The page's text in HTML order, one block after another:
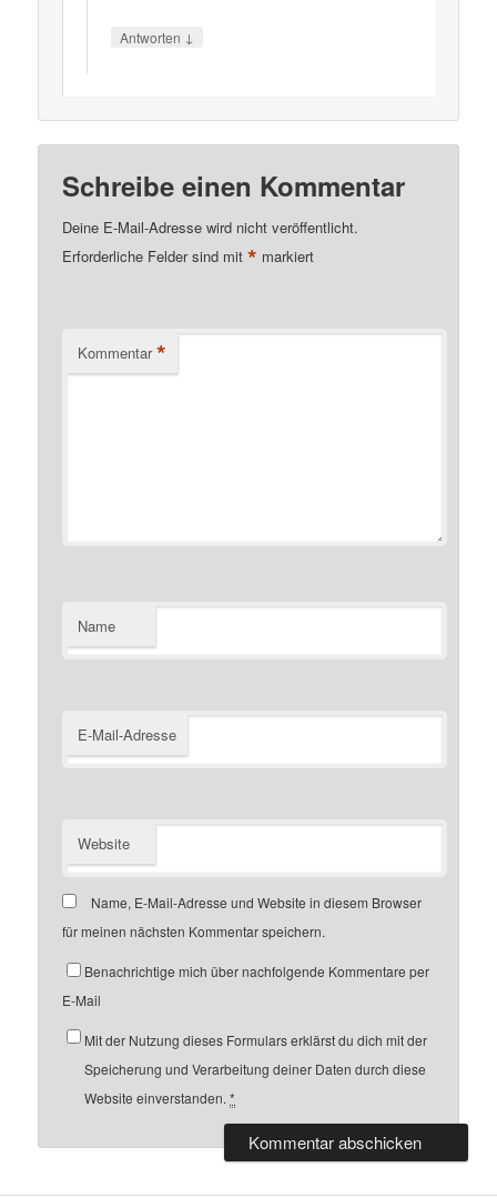
Antworten ↓
Schreibe einen Kommentar
Deine E-Mail-Adresse wird nicht veröffentlicht.
Erforderliche Felder sind mit* markiert
Kommentar *
Name
E-Mail-Adresse
Website
Name, E-Mail-Adresse und Website in diesem Browser
für meinen nächsten Kommentar speichern.
Benachrichtige mich über nachfolgende Kommentare per
E-Mail
Mit der Nutzung dieses Formulars erklärst du dich mit der
Speicherung und Verarbeitung deiner Daten durch diese
Website einverstanden.*